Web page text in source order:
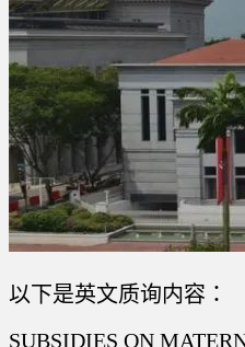
以下是英文质询内容：
SUBSIDIES ON